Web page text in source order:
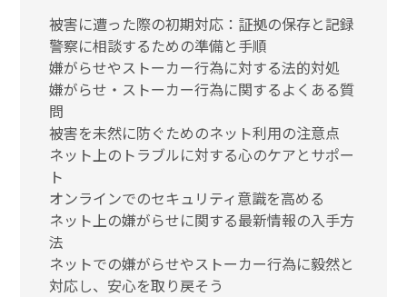
被害に遭った際の初期対応：証拠の保存と記録
警察に相談するための準備と手順
嫌がらせやストーカー行為に対する法的対処
嫌がらせ・ストーカー行為に関するよくある質
問
被害を未然に防ぐためのネット利用の注意点
ネット上のトラブルに対する心のケアとサポー
ト
オンラインでのセキュリティ意識を高める
ネット上の嫌がらせに関する最新情報の入手方
法
ネットでの嫌がらせやストーカー行為に毅然と
対応し、安心を取り戻そう